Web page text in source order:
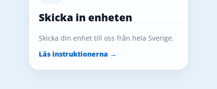
Skicka in enheten
Skicka din enhet till oss från hela Sverige.
Läs instruktionerna →